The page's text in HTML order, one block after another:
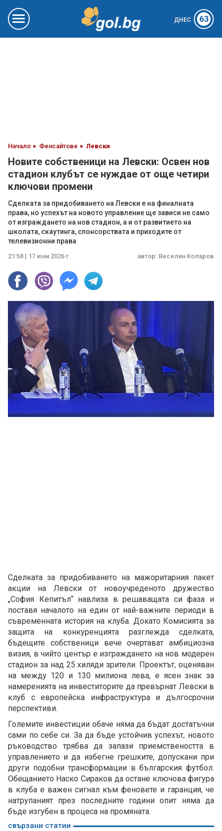
ДНЕС 63
Начало Фенсайтове Левски
Новите собственици на Левски: Освен нов
стадион клубът се нуждае от още четири
ключови промени
Сделката за придобиването на Левски е на финалната
права, но успехът на новото управление ще зависи не само
от изграждането на нов стадион, а и от развитието на
школата, скаутинга, спонсорствата и приходите от
телевизионни права
21:58 | 17 юни 2026 г. автор: Веселин Коларов
Сделката за придобиването на мажоритарния пакет
акции на Левски от новоучреденото дружество
„София Кепитъл“ навлиза в решаващата си фаза и
поставя началото на един от най-важните периоди в
съвременната история на клуба. Докато Комисията за
защита на конкуренцията разглежда сделката,
бъдещите собственици вече очертават амбициозна
визия, в чийто център е изграждането на нов модерен
стадион за над 25 хиляди зрители. Проектът, оценяван
на между 120 и 130 милиона лева, е ясен знак за
намеренията на инвеститорите да превърнат Левски в
клуб с европейска инфраструктура и дългосрочни
перспективи.
Големите инвестиции обаче няма да бъдат достатъчни
сами по себе си. За да бъде устойчив успехът, новото
ръководство трябва да запази приемствеността в
управлението и да избегне грешките, допускани при
други подобни трансформации в българския футбол.
Обещанието Наско Сираков да остане ключова фигура
в клуба е важен сигнал към феновете и гаранция, че
натрупаният през последните години опит няма да
бъде изгубен в процеса на промяната.
свързани статии